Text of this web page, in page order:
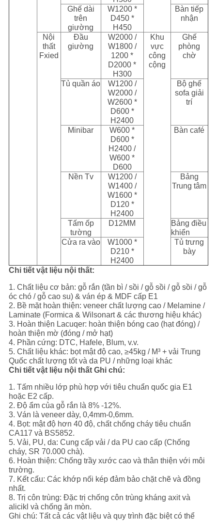
Ghế dài
trên
giường
W1200 *
D450 *
H450
Bàn tiếp
nhận
Nội
thất
Fxied
Đầu
giường
W2000 /
W1800 /
1200 *
D2000 *
H300
Khu
vực
công
cộng
Ghế
phòng
chờ
Tủ quần áo
W1200 /
W2000 /
W2600 *
D600 *
H2400
Bộ ghế
sofa giải
trí
Minibar
W600 *
D600 *
H2400 /
W600 *
D600
Bàn café
Nền Tv
W1200 /
W1400 /
W1600 *
D120 *
H2400
Bảng
Trung tâm
Tấm ốp
tường
D12MM
Bảng điều
khiển
Cửa ra vào
W1000 *
D210 *
H2400
Tủ trưng
bày
Chi tiết vật liệu nội thất:
1. Chất liệu cơ bản: gỗ rắn (tần bì / sồi / gỗ sồi / gỗ sồi / gỗ
óc chó / gỗ cao su) & ván ép & MDF cấp E1
2. Bề mặt hoàn thiện: veneer chất lượng cao / Melamine /
Laminate (Formica & Wilsonart & các thương hiệu khác)
3. Hoàn thiện Lacuqer: hoàn thiện bóng cao (hạt đóng) /
hoàn thiện mờ (đóng / mở hạt)
4. Phần cứng: DTC, Hafele, Blum, v.v.
5. Chất liệu khác: bọt mật độ cao, ≥45kg / M³ + vải Trung
Quốc chất lượng tốt và da PU / những loại khác
Chi tiết vật liệu nội thất Ghi chú:
1. Tấm nhiều lớp phù hợp với tiêu chuẩn quốc gia E1
hoặc E2 cấp.
2. Độ ẩm của gỗ rắn là 8% -12%.
3. Ván là veneer dày, 0,4mm-0,6mm.
4. Bọt: mật độ hơn 40 độ, chất chống cháy tiêu chuẩn
CA117 và BS5852.
5. Vải, PU, ​​da: Cung cấp vải / da PU cao cấp (Chống
cháy, SR 70.000 chà).
6. Hoàn thiện: Chống trầy xước cao và thân thiện với môi
trường.
7. Kết cấu: Các khớp nối kép đảm bảo chặt chẽ và đồng
nhất.
8. Trị côn trùng: Đặc trị chống côn trùng kháng axit và
alicikl và chống ăn mòn.
Ghi chú: Tất cả các vật liệu và quy trình đặc biệt có thể